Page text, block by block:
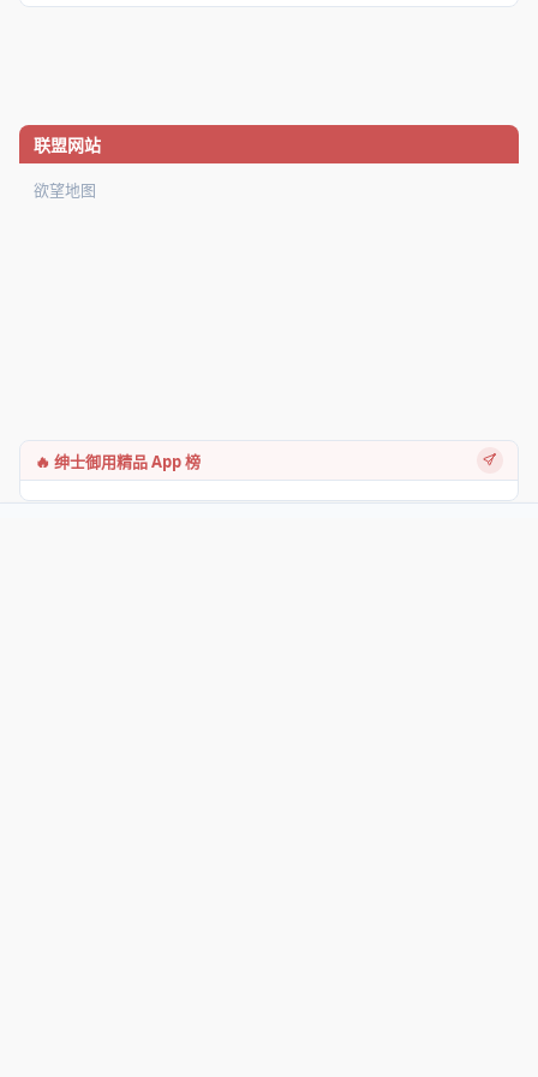
联盟网站
欲望地图
🔥 绅士御用精品 App 榜